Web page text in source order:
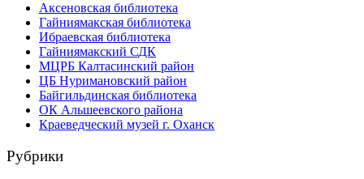
Аксеновская библиотека
Гайниямакская библиотека
Ибраевская библиотека
Гайниямакский СДК
МЦРБ Калтасинский район
ЦБ Нуримановский район
Байгильдинская библиотека
ОК Альшеевского района
Краеведческий музей г. Оханск
Рубрики